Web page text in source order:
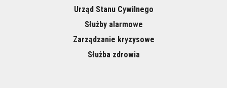
Urząd Stanu Cywilnego
Służby alarmowe
Zarządzanie kryzysowe
Służba zdrowia